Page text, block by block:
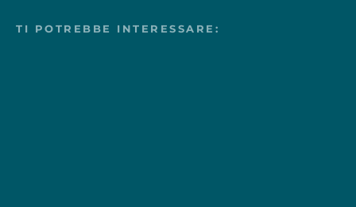
TI POTREBBE INTERESSARE: